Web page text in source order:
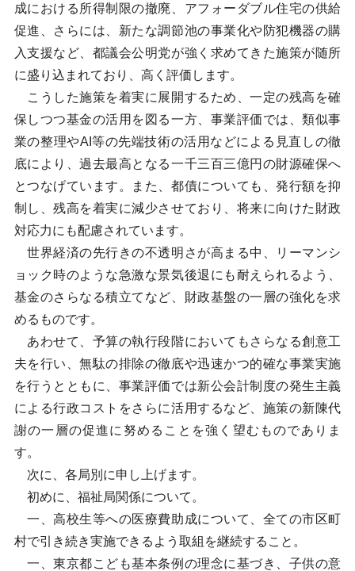
成における所得制限の撤廃、アフォーダブル住宅の供給
促進、さらには、新たな調節池の事業化や防犯機器の購
入支援など、都議会公明党が強く求めてきた施策が随所
に盛り込まれており、高く評価します。
こうした施策を着実に展開するため、一定の残高を確
保しつつ基金の活用を図る一方、事業評価では、類似事
業の整理やAI等の先端技術の活用などによる見直しの徹
底により、過去最高となる一千三百三億円の財源確保へ
とつなげています。また、都債についても、発行額を抑
制し、残高を着実に減少させており、将来に向けた財政
対応力にも配慮されています。
世界経済の先行きの不透明さが高まる中、リーマンシ
ョック時のような急激な景気後退にも耐えられるよう、
基金のさらなる積立てなど、財政基盤の一層の強化を求
めるものです。
あわせて、予算の執行段階においてもさらなる創意工
夫を行い、無駄の排除の徹底や迅速かつ的確な事業実施
を行うとともに、事業評価では新公会計制度の発生主義
による行政コストをさらに活用するなど、施策の新陳代
謝の一層の促進に努めることを強く望むものでありま
す。
次に、各局別に申し上げます。
初めに、福祉局関係について。
一、高校生等への医療費助成について、全ての市区町
村で引き続き実施できるよう取組を継続すること。
一、東京都こども基本条例の理念に基づき、子供の意